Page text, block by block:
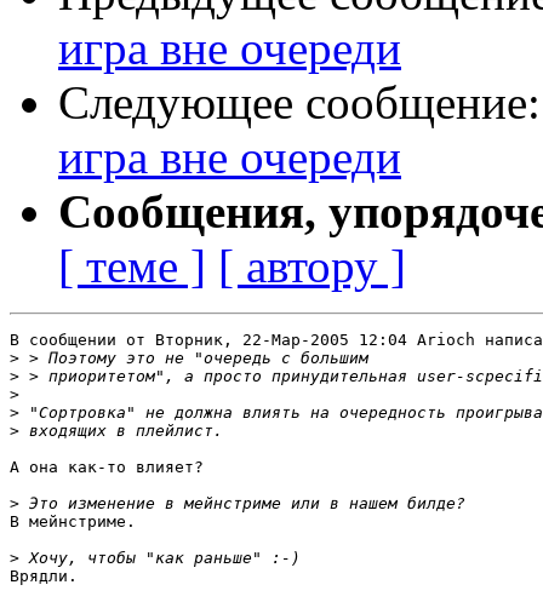
игра вне очереди
Следующее
игра вне очереди
Сообщения,
[ теме ] [ автору ]
В сообщении от Вторник, 22-Мар-2005 12:04 Arioch
>
>
>
>
>
А она как-то влияет?
>
В мейнстриме.
>
Врядли.